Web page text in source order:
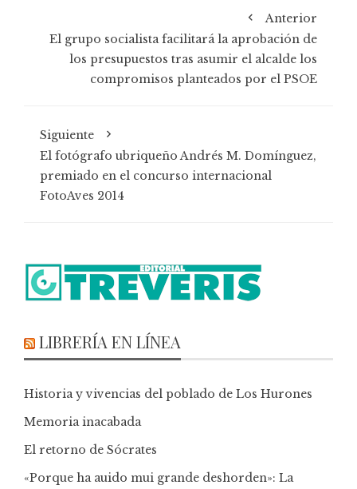
Anterior
El grupo socialista facilitará la aprobación de
los presupuestos tras asumir el alcalde los
compromisos planteados por el PSOE
Siguiente
El fotógrafo ubriqueño Andrés M. Domínguez,
premiado en el concurso internacional
FotoAves 2014
LIBRERÍA EN LÍNEA
Historia y vivencias del poblado de Los Hurones
Memoria inacabada
El retorno de Sócrates
«Porque ha auido mui grande deshorden»: La